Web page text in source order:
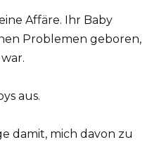
Affäre. Ihr Baby
Problemen geboren,
aus.
damit, mich davon zu